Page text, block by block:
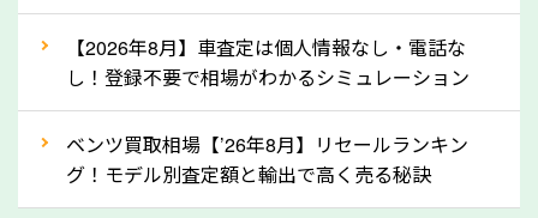
な車は早めに廃車手続きをしたほうが良いでしょう。
③自動車税の還付金の扱いについて確認し
ましょう！
車を廃車にすると、自動車税の還付金を受け取ること
ができる場合があります。廃車買取業者の中には、還
【2026年8月】車査定は個人情報なし・電話な
し！登録不要で相場がわかるシミュレーション
ベンツ買取相場【’26年8月】リセールランキン
グ！モデル別査定額と輸出で高く売る秘訣